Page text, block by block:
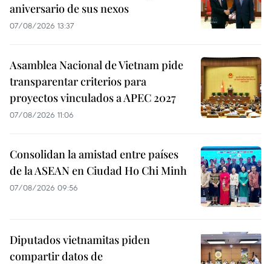
aniversario de sus nexos
07/08/2026 13:37
Asamblea Nacional de Vietnam pide
transparentar criterios para
proyectos vinculados a APEC 2027
07/08/2026 11:06
Consolidan la amistad entre países
de la ASEAN en Ciudad Ho Chi Minh
07/08/2026 09:56
Diputados vietnamitas piden
compartir datos de